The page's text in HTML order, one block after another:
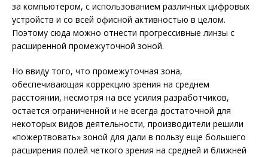
за компьютером, с использованием различных цифровых
устройств и со всей офисной активностью в целом.
Поэтому сюда можно отнести прогрессивные линзы с
расширенной промежуточной зоной.
Но ввиду того, что промежуточная зона,
обеспечивающая коррекцию зрения на среднем
расстоянии, несмотря на все усилия разработчиков,
остается огра­ниченной и не всегда достаточной для
некоторых видов деятельности, производители решили
«пожертвовать» зоной для дали в пользу еще большего
расширения полей четкого зрения на средней и ближней